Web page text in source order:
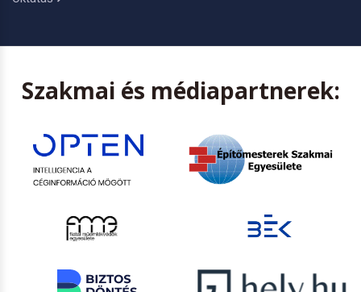
Szakmai és médiapartnerek: